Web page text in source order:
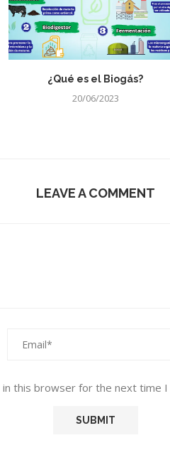
¿Qué es el Biogás?
20/06/2023
LEAVE A COMMENT
in this browser for the next time I